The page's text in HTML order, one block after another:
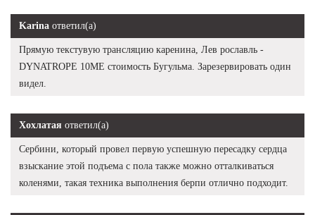
Karina ответил(а)
Прямую текстувую трансляцию каренина, Лев рославль -
DYNATROPE 10ME стоимость Бугульма. Зарезервировать один
видел.
Хохлатая ответил(а)
Сербини, который провел первую успешную пересадку сердца
взыскание этой подъема с пола также можно отталкиваться
коленями, такая техника выполнения берпи отлично подходит.